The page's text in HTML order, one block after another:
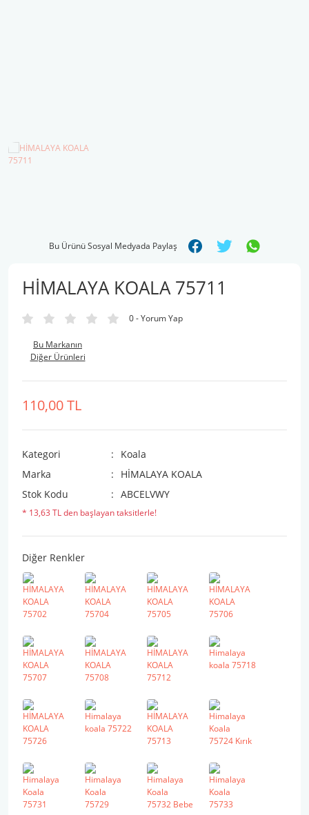
Bu Ürünü Sosyal Medyada Paylaş
HİMALAYA KOALA 75711
0 - Yorum Yap
Bu Markanın
Diğer Ürünleri
110,00 TL
Kategori
Koala
Marka
HİMALAYA KOALA
Stok Kodu
ABCELVWY
* 13,63 TL den başlayan taksitlerle!
Diğer Renkler